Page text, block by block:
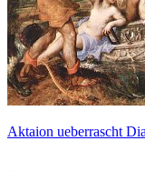
Aktaion ueberrascht